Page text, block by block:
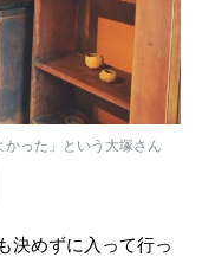
った」という大塚さん
決めずに入って行っ